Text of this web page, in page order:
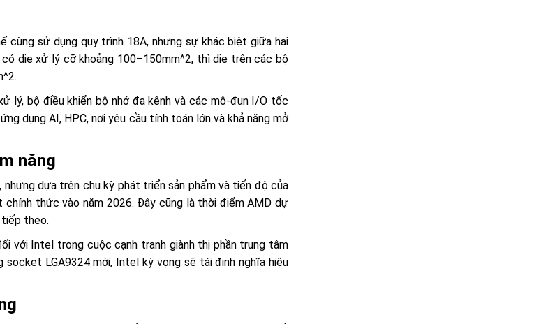
cùng sử dụng quy trình 18A, nhưng sự khác biệt giữa hai
die xử lý cỡ khoảng 100–150mm^2, thì die trên các bộ
lý, bộ điều khiển bộ nhớ đa kênh và các mô-đun I/O tốc
dụng AI, HPC, nơi yêu cầu tính toán lớn và khả năng mở
năng
dựa trên chu kỳ phát triển sản phẩm và tiến độ của
chính thức vào năm 2026. Đây cũng là thời điểm AMD dự
tiếp theo.
với Intel trong cuộc cạnh tranh giành thị phần trung tâm
LGA9324 mới, Intel kỳ vọng sẽ tái định nghĩa hiệu